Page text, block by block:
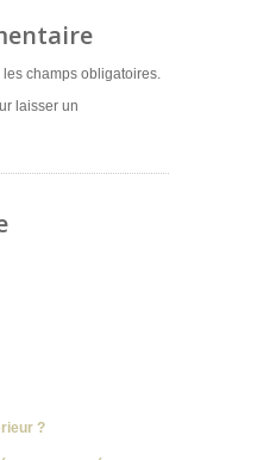
champs obligatoires.
laisser un
?